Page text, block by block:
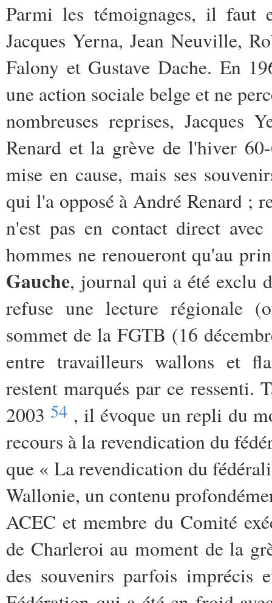
Parmi les témoignages, il faut
Jacques Yerna, Jean Neuville,
Falony et Gustave Dache. En
une action sociale belge et ne
nombreuses reprises, Jacques
Renard et la grève de l'hiver
mise en cause, mais ses
qui l'a opposé à André Renard ;
n'est pas en contact direct
hommes ne renoueront qu'au
Gauche, journal qui a été exclu
refuse une lecture régionale
sommet de la FGTB (16
entre travailleurs wallons et
restent marqués par ce ressenti.
2003 54 , il évoque un repli du
recours à la revendication du
que « La revendication du
Wallonie, un contenu
ACEC et membre du Comité
de Charleroi au moment de la
des souvenirs parfois